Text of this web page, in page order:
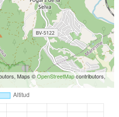
Maps ©OpenStreetMapcontributors,